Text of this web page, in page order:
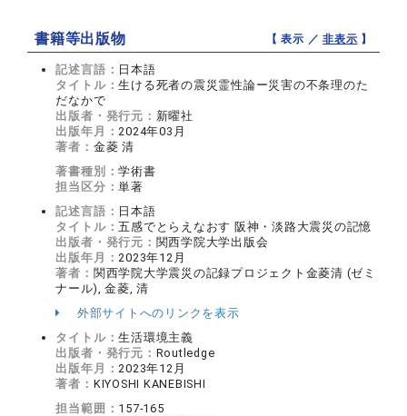
書籍等出版物 【 表示 ／非表示 】
記述言語： 日本語
タイトル：生ける死者の震災霊性論ー災害の不条理のた
だなかで
出版者・発行元： 新曜社
出版年月：2024年03月
著者： 金菱 清
著書種別：学術書
担当区分：単著
記述言語： 日本語
タイトル：五感でとらえなおす 阪神・淡路大震災の記憶
出版者・発行元： 関西学院大学出版会
出版年月：2023年12月
著者： 関西学院大学震災の記録プロジェクト金菱清 (ゼミ
ナール), 金菱, 清
外部サイトへのリンクを表示
タイトル：生活環境主義
出版者・発行元： Routledge
出版年月：2023年12月
著者： KIYOSHI KANEBISHI
担当範囲： 157-165